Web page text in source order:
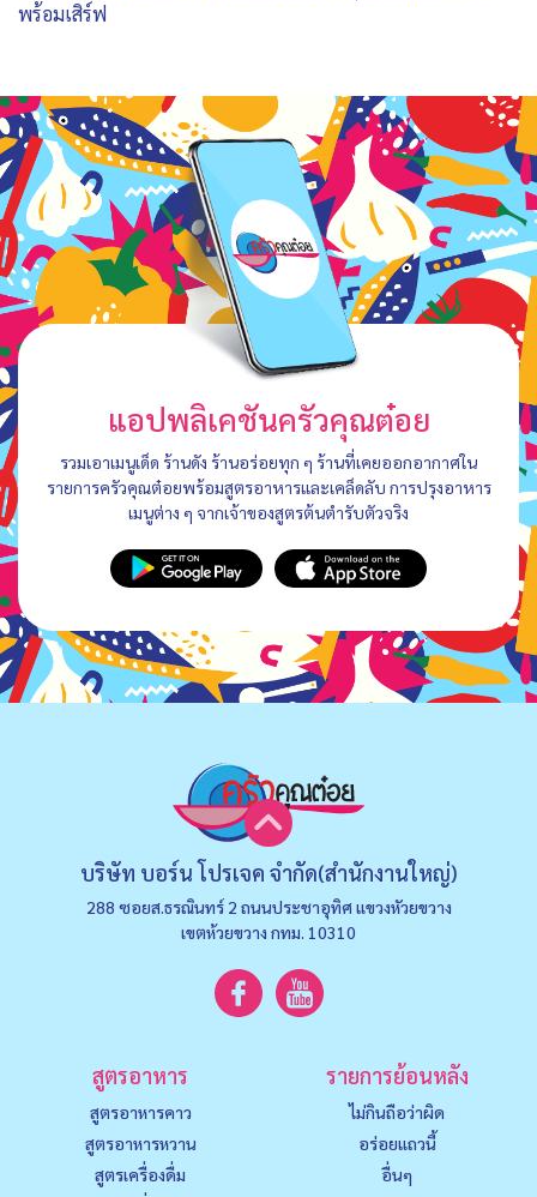
พร้อมเสิร์ฟ
แอปพลิเคชันครัวคุณต๋อย
รวมเอาเมนูเด็ด ร้านดัง ร้านอร่อยทุก ๆ ร้านที่เคยออกอากาศใน
รายการครัวคุณต๋อยพร้อมสูตรอาหารและเคล็ดลับ การปรุงอาหาร
เมนูต่าง ๆ จากเจ้าของสูตรต้นตำรับตัวจริง
บริษัท บอร์น โปรเจค จำกัด(สำนักงานใหญ่)
288 ซอยส.ธรณินทร์ 2 ถนนประชาอุทิศ แขวงหัวยขวาง
เขตห้วยขวาง กทม. 10310
สูตรอาหาร
สูตรอาหารคาว
สูตรอาหารหวาน
สูตรเครื่องดื่ม
รายการย้อนหลัง
ไม่กินถือว่าผิด
อร่อยแถวนี้
อื่นๆ